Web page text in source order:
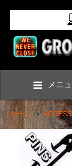
メニ
ホーム>